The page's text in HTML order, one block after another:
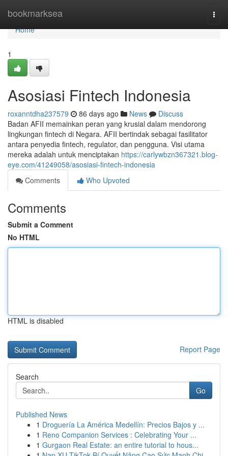
bookmarksea
Home
Home
1
Asosiasi Fintech Indonesia
roxanntdha237579 86 days ago News
Discuss
Badan AFII memainkan peran yang krusial dalam mendorong
lingkungan fintech di Negara. AFII bertindak sebagai fasilitator
antara penyedia fintech, regulator, dan pengguna. Visi utama
mereka adalah untuk menciptakan https://carlywbzn367321.blog-
eye.com/41249058/asosiasi-fintech-indonesia
Comments
Who Upvoted
Comments
Submit a Comment
No HTML
HTML is disabled
Report Page
Search
Go
Published News
1 Droguería La América Medellín: Precios Bajos y ...
1 Reno Companion Services : Celebrating Your ...
1 Gurgaon Real Estate: an entire tutorial to hous...